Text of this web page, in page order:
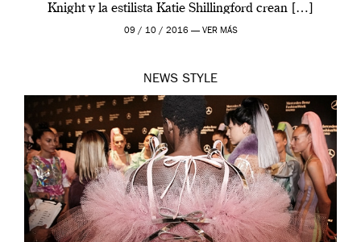
Knight y la estilista Katie Shillingford crean […]
09 / 10 / 2016 — VER MÁS
NEWS STYLE